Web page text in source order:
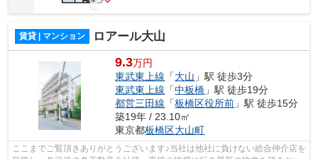
賃貸 | マンション ロアール大山
9.3万円
東武東上線 「大山 」駅 徒歩3分
東武東上線 「中板橋 」駅 徒歩19分
都営三田線 「板橋区役所前 」駅 徒歩15分
築19年 / 23.10㎡
東京都板橋区大山町
ここまでご覧頂きありがとうございます♪当社は他社に負けない総合仲介店を